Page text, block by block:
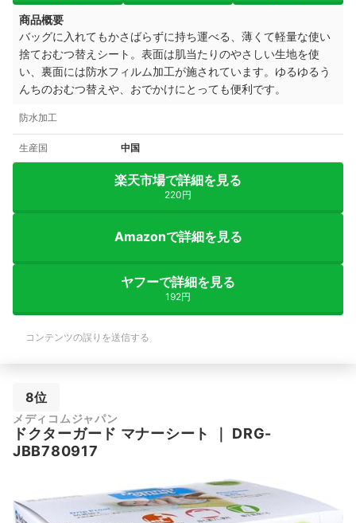
商品概要
バッグに入れてもかさばらずに持ち運べる、薄くて軽量な使い
捨ておむつ替えシート。表面は肌当たりのやさしい生地を使
い、裏面には防水フィルム加工が施されています。ゆるゆるう
んちのおむつ替えや、おでかけにとっても便利です。
防水加工
生産国 中国
楽天市場で詳細を見る
220円
Amazonで詳細を見る
ヤフーで詳細を見る
192円
コンテンツの誤りを送信する
8位
メディコムジャパン
ドクターガード マナーシート ｜ DRG-
JBB780917